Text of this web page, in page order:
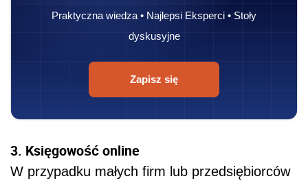
Praktyczna wiedza • Najlepsi Eksperci • Stoły
dyskusyjne
Zapisz się
3. Księgowość online
W przypadku małych firm lub przedsiębiorców